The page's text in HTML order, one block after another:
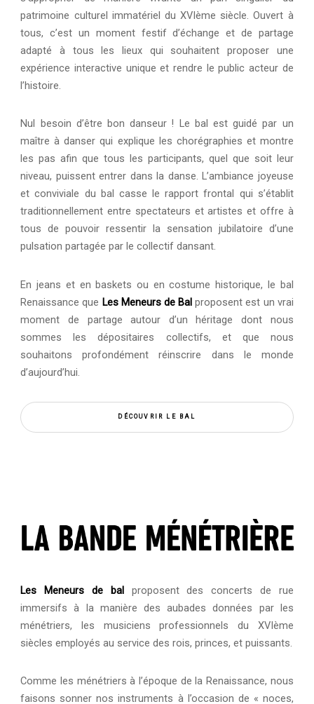
patrimoine culturel immatériel du XVIème siècle. Ouvert à
tous, c’est un moment festif d’échange et de partage
adapté à tous les lieux qui souhaitent proposer une
expérience interactive unique et rendre le public acteur de
l’histoire.
Nul besoin d’être bon danseur ! Le bal est guidé par un
maître à danser qui explique les chorégraphies et montre
les pas afin que tous les participants, quel que soit leur
niveau, puissent entrer dans la danse. L’ambiance joyeuse
et conviviale du bal casse le rapport frontal qui s’établit
traditionnellement entre spectateurs et artistes et offre à
tous de pouvoir ressentir la sensation jubilatoire d’une
pulsation partagée par le collectif dansant.
En jeans et en baskets ou en costume historique, le bal
Renaissance que Les Meneurs de Bal proposent est un vrai
moment de partage autour d’un héritage dont nous
sommes les dépositaires collectifs, et que nous
souhaitons profondément réinscrire dans le monde
d’aujourd’hui.
DÉCOUVRIR LE BAL
Les Meneurs de balproposent des concerts de rue
immersifs à la manière des aubades données par les
ménétriers, les musiciens professionnels du XVIème
siècles employés au service des rois, princes, et puissants.
Comme les ménétriers à l’époque de la Renaissance, nous
faisons sonner nos instruments à l’occasion de « noces,